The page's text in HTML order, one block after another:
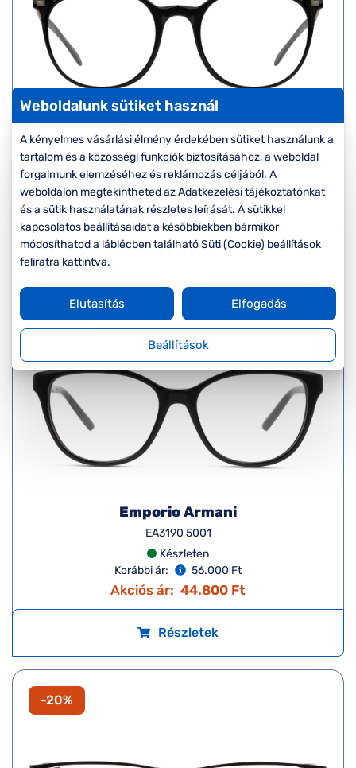
Emporio Armani
EA3168 5001
Készleten
Korábbi ár:
56.000 Ft
Akciós ár: 44.800 Ft
Részletek
-20%
Emporio Armani
EA3190 5001
Készleten
Korábbi ár:
56.000 Ft
Akciós ár: 44.800 Ft
Részletek
-20%
Weboldalunk sütiket használ
A kényelmes vásárlási élmény érdekében sütiket használunk a
tartalom és a közösségi funkciók biztosításához, a weboldal
forgalmunk elemzéséhez és reklámozás céljából. A
weboldalon megtekintheted az Adatkezelési tájékoztatónkat
és a sütik használatának részletes leírását. A sütikkel
kapcsolatos beállításaidat a későbbiekben bármikor
módosíthatod a láblécben található Süti (Cookie) beállítások
feliratra kattintva.
Beállítások
Elutasítás Elfogadás